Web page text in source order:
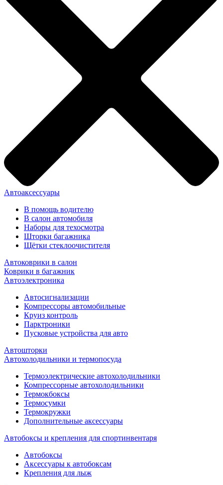
Автоаксессуары
В помощь водителю
В салон автомобиля
Наборы для техосмотра
Шторки багажника
Щётки стеклоочистителя
Автоковрики в салон
Коврики в багажник
Автоэлектроника
Автосигнализации
Компрессоры автомобильные
Круиз контроль
Парктроники
Пусковые устройства для авто
Автошторки
Автохолодильники и термопосуда
Термоэлектрические автохолодильники
Компрессорные автохолодильники
Термокбоксы
Термосумки
Термокружки
Дополнительные аксессуары
Автобоксы и крепления для спортинвентаря
Автобоксы
Аксессуары к автобоксам
Крепления для лыж